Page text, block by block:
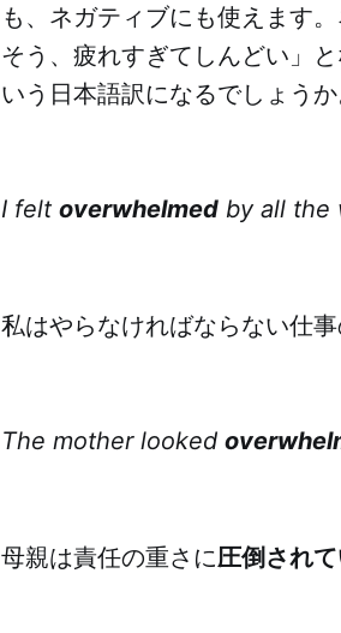
も、ネガティブにも使えます
そう、疲れすぎてしんどい」
いう日本語訳になるでしょうか
I felt overwhelmed by all the
私はやらなければならない仕
The mother looked
母親は責任の重さに圧倒され